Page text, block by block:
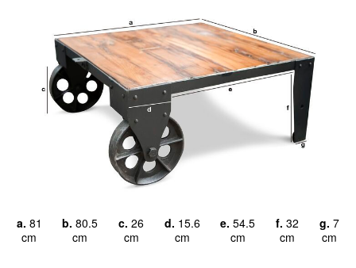
a. 81
cm
b. 80.5
cm
c. 26
cm
d. 15.6
cm
e. 54.5
cm
f. 32
cm
g. 7
cm